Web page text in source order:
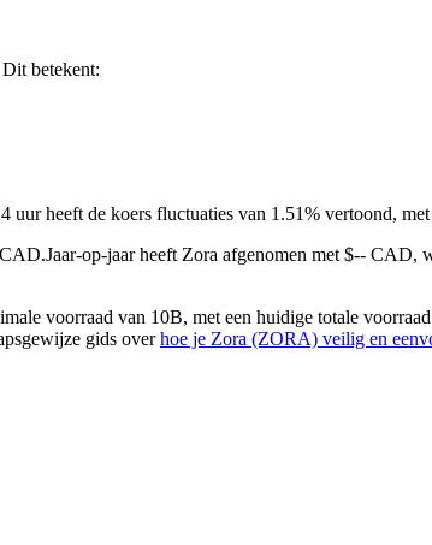
Dit betekent:
uur heeft de koers fluctuaties van 1.51% vertoond,
Jaar-op-jaar heeft Zora afgenomen met $-- CAD,
voorraad van 10B, met een huidige totale
gids overhoe je Zora (ZORA) veilig en